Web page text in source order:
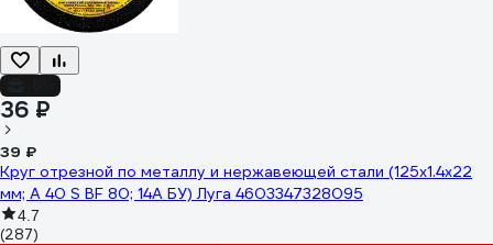
36 ₽
39 ₽
Круг отрезной по металлу и нержавеющей стали (125х1.4х22
мм; A 40 S BF 80; 14А БУ) Луга 4603347328095
4.7
(287)